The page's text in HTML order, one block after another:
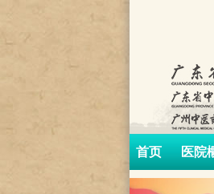
首页 医院